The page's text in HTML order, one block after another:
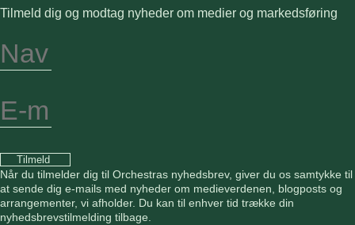
Tilmeld dig og modtag nyheder om medier og markedsføring
Tilmeld
Når du tilmelder dig til Orchestras nyhedsbrev, giver du os samtykke til
at sende dig e-mails med nyheder om medieverdenen, blogposts og
arrangementer, vi afholder. Du kan til enhver tid trække din
nyhedsbrevstilmelding tilbage.